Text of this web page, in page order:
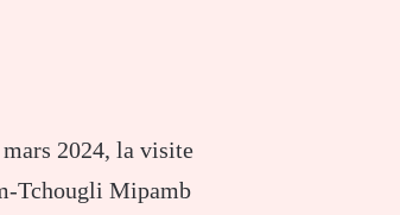
2024, la visite
Tchougli Mipamb